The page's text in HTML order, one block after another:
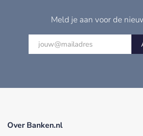
Meld je aan voor de
Over Banken.nl